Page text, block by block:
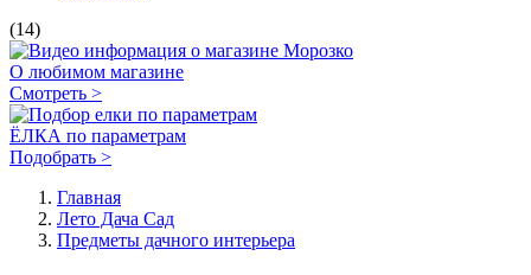
(14)
О любимом магазине
Смотреть >
ЁЛКА по параметрам
Подобрать >
Главная
Лето Дача Сад
Предметы дачного интерьера